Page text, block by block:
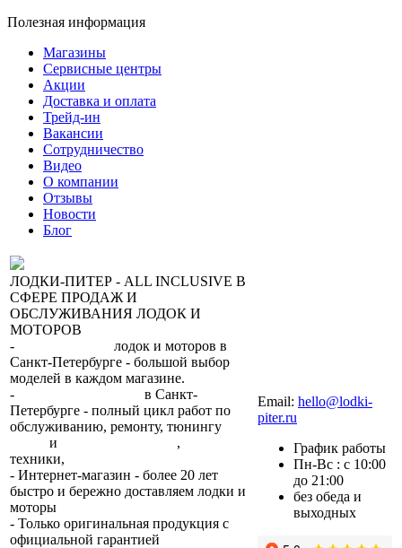
Полезная информация
Магазины
Сервисные центры
Акции
Доставка и оплата
Трейд-ин
Вакансии
Сотрудничество
Видео
О компании
Отзывы
Новости
Блог
ЛОДКИ-ПИТЕР - ALL INCLUSIVE В
СФЕРЕ ПРОДАЖ И
ОБСЛУЖИВАНИЯ ЛОДОК И
МОТОРОВ
-
лодок и моторов в
Санкт-Петербурге - большой выбор
моделей в каждом магазине.
-
в Санкт-
Петербурге - полный цикл работ по
обслуживанию, ремонту, тюнингу
и ,
техники,
- Интернет-магазин - более 20 лет
быстро и бережно доставляем лодки и
моторы
- Только оригинальная продукция с
официальной гарантией
Email: hello@lodki-
piter.ru
График работы
Пн-Вс : с 10:00
до 21:00
без обеда и
выходных